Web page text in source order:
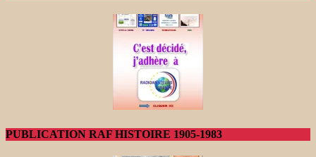
PUBLICATION RAF HISTOIRE 1905-1983